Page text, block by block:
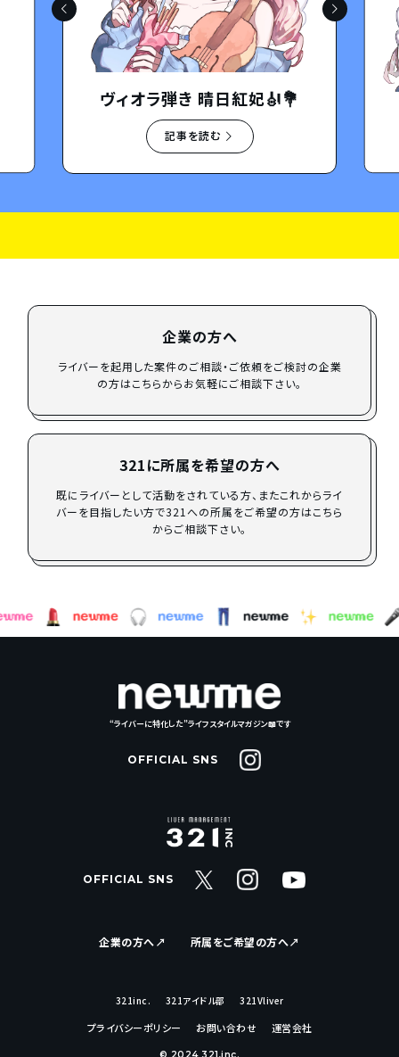
ヴィオラ弾き 晴日紅妃🎻💐
記事を読む
企業の方へ
ライバーを起用した案件のご相談・ご依頼をご検討の企業
の方はこちらからお気軽にご相談下さい。
321に所属を希望の方へ
既にライバーとして活動をされている方、またこれからライ
バーを目指したい方で321への所属をご希望の方はこちら
からご相談下さい。
“ライバーに特化した”ライフスタイルマガジン📖です
OFFICIAL SNS
OFFICIAL SNS
企業の方へ↗︎ 所属をご希望の方へ↗︎
321inc. 321アイドル部 321Vliver
プライバシーポリシー お問い合わせ 運営会社